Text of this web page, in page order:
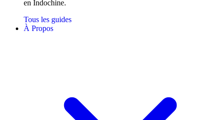
en Indochine.
Tous les guides
À Propos